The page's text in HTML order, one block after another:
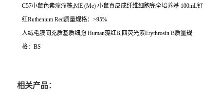
C57小鼠色素瘤瘤株;ME (Me) 小鼠真皮成纤维细胞完全培养基 100mL钌
红Ruthenium Red质量规格： >95%
人绒毛膜间充质基质细胞 Human藻红B,四荧光素Erythrosin B质量规
格： BS
相关产品：